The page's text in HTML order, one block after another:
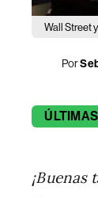
Wall Street
Por
ÚLTIMAS